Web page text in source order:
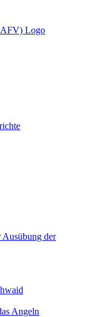
Ausübung der
Angeln